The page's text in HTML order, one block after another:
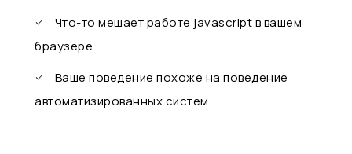
Что-то мешает работе javascript в вашем
браузере
Ваше поведение похоже на поведение
автоматизированных систем